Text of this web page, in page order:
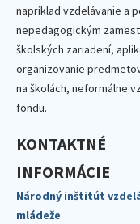
napríklad vzdelávanie a
nepedagogickým
školských zariadení,
organizovanie
na školách, neformálne
fondu.
KONTAKTNÉ
INFORMÁCIE
Národný inštitút
mládeže